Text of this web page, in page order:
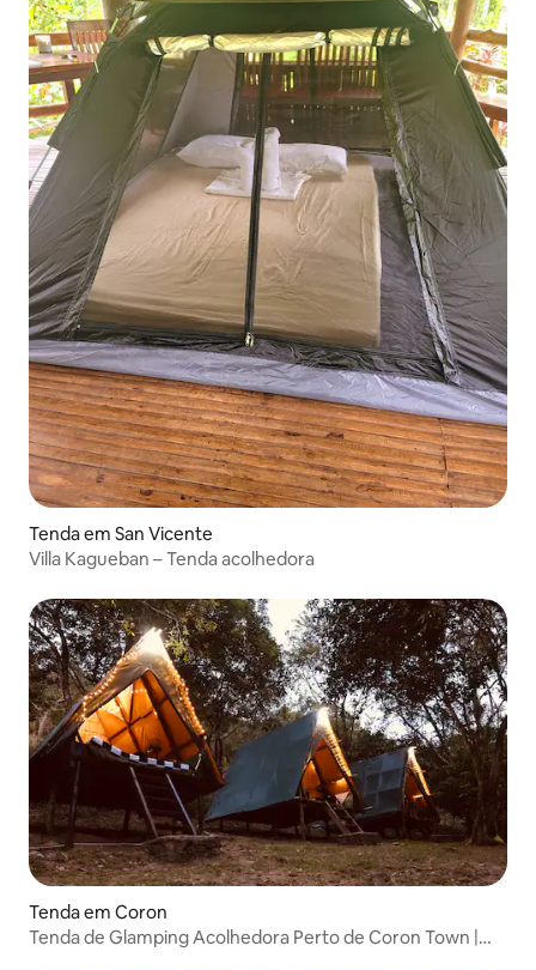
Tenda em San Vicente
Villa Kagueban – Tenda acolhedora
Tenda em Coron
Tenda de Glamping Acolhedora Perto de Coron Town |